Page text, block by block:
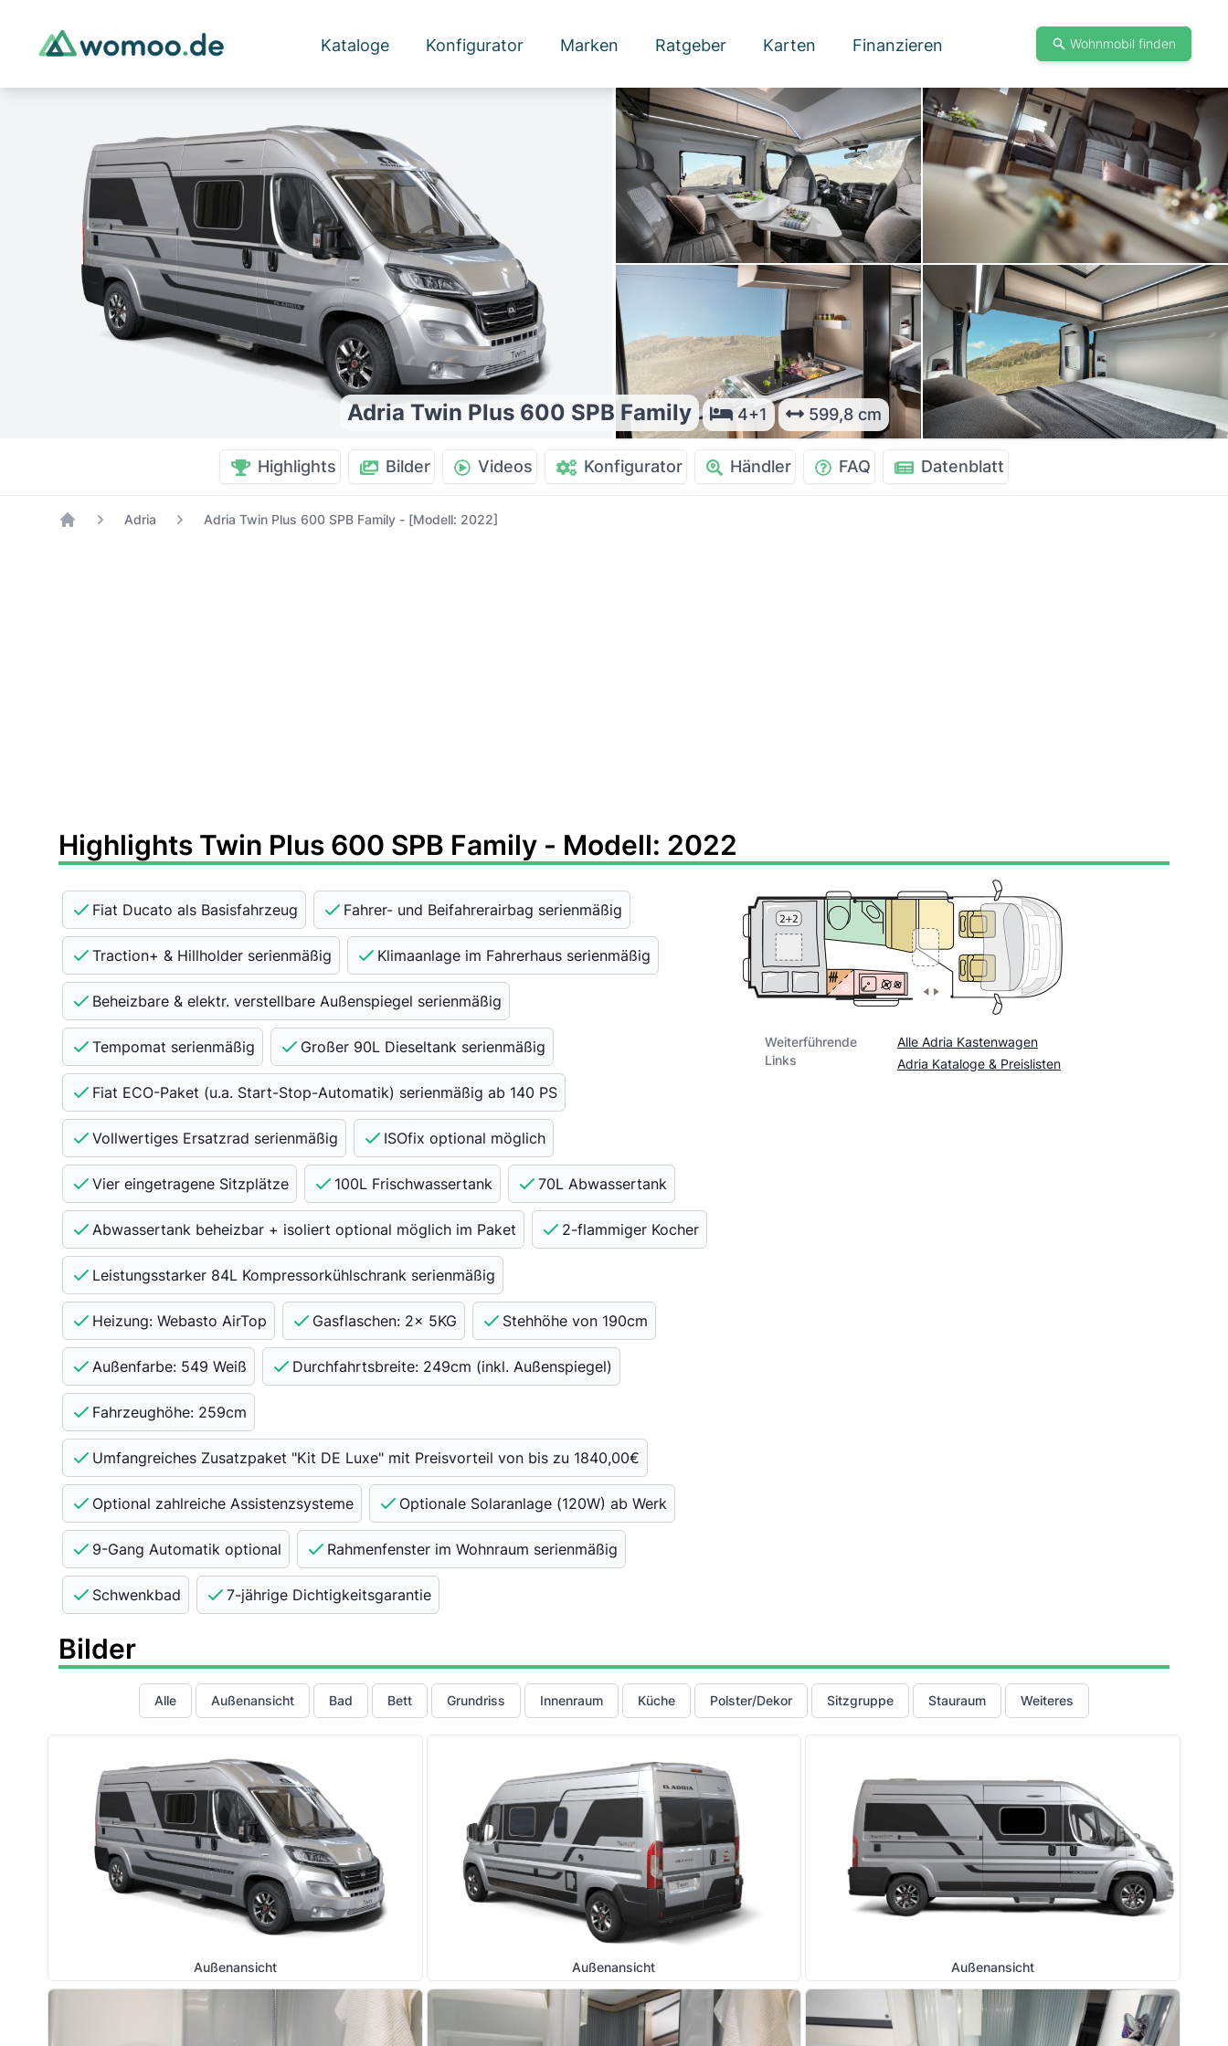
Kataloge Konfigurator Marken Ratgeber Karten Finanzieren Wohnmobil finden
Adria Twin Plus 600 SPB Family 4+1 599,8 cm
Highlights Bilder Videos Konfigurator Händler FAQ Datenblatt
Adria Adria Twin Plus 600 SPB Family - [Modell: 2022]
Highlights Twin Plus 600 SPB Family - Modell: 2022
Fiat Ducato als Basisfahrzeug Fahrer- und Beifahrerairbag serienmäßig
Traction+ & Hillholder serienmäßig Klimaanlage im Fahrerhaus serienmäßig
Beheizbare & elektr. verstellbare Außenspiegel serienmäßig
Tempomat serienmäßig Großer 90L Dieseltank serienmäßig
Fiat ECO-Paket (u.a. Start-Stop-Automatik) serienmäßig ab 140 PS
Vollwertiges Ersatzrad serienmäßig ISOfix optional möglich
Vier eingetragene Sitzplätze 100L Frischwassertank 70L Abwassertank
Abwassertank beheizbar + isoliert optional möglich im Paket 2-flammiger Kocher
Leistungsstarker 84L Kompressorkühlschrank serienmäßig
Heizung: Webasto AirTop Gasflaschen: 2x 5KG Stehhöhe von 190cm
Außenfarbe: 549 Weiß Durchfahrtsbreite: 249cm (inkl. Außenspiegel)
Fahrzeughöhe: 259cm
Umfangreiches Zusatzpaket "Kit DE Luxe" mit Preisvorteil von bis zu 1840,00€
Optional zahlreiche Assistenzsysteme Optionale Solaranlage (120W) ab Werk
9-Gang Automatik optional Rahmenfenster im Wohnraum serienmäßig
Schwenkbad 7-jährige Dichtigkeitsgarantie
Weiterführende
Links
Alle Adria Kastenwagen
Adria Kataloge & Preislisten
Bilder
Alle Außenansicht Bad Bett Grundriss Innenraum Küche Polster/Dekor Sitzgruppe Stauraum Weiteres
Außenansicht Außenansicht Außenansicht